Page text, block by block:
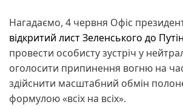
Нагадаємо, 4 червня Офіс
відкритий лист Зеленського до
провести особисту зустріч у
оголосити припинення вогню на
здійснити масштабний обмін
формулою «всіх на всіх».